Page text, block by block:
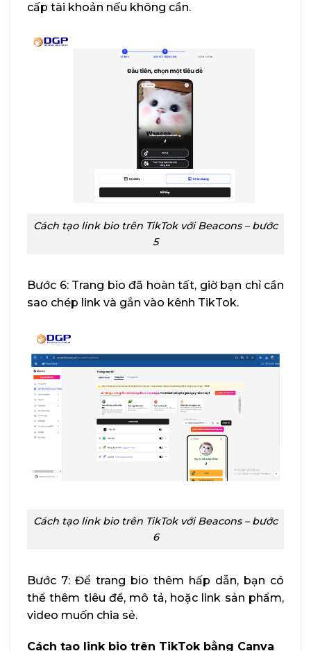
cấp tài khoản nếu không cần.
Cách tạo link bio trên TikTok với Beacons – bước
5
Bước 6: Trang bio đã hoàn tất, giờ bạn chỉ cần
sao chép link và gắn vào kênh TikTok.
Cách tạo link bio trên TikTok với Beacons – bước
6
Bước 7: Để trang bio thêm hấp dẫn, bạn có
thể thêm tiêu đề, mô tả, hoặc link sản phẩm,
video muốn chia sẻ.
Cách tạo link bio trên TikTok bằng Canva